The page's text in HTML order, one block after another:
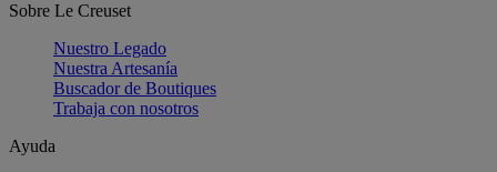
Sobre Le Creuset
Nuestro Legado
Nuestra Artesanía
Buscador de Boutiques
Trabaja con nosotros
Ayuda